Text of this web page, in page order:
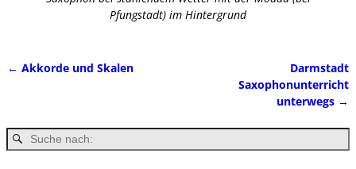
Pfungstadt) im Hintergrund
← Akkorde und Skalen
Darmstadt
Saxophonunterricht
unterwegs →